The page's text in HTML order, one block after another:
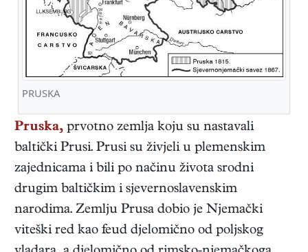
PRUSKA
Pruska, prvotno zemlja koju su nastavali
baltički Prusi. Prusi su živjeli u plemenskim
zajednicama i bili po načinu života srodni
drugim baltičkim i sjevernoslavenskim
narodima. Zemlju Prusa dobio je Njemački
viteški red kao feud djelomično od poljskog